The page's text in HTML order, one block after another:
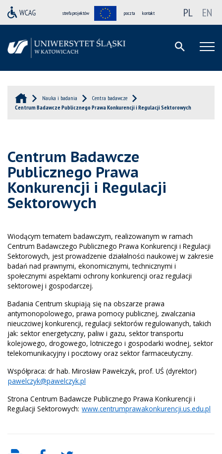
strefa projektów poczta kontakt PL EN
Nauka i badania
Centra badawcze
Centrum Badawcze Publicznego Prawa Konkurencji i Regulacji Sektorowych
Centrum Badawcze
Publicznego Prawa
Konkurencji i Regulacji
Sektorowych
Wiodącym tematem badawczym, realizowanym w ramach
Centrum Badawczego Publicznego Prawa Konkurencji i Regulacji
Sektorowych, jest prowadzenie działalności naukowej w zakresie
badań nad prawnymi, ekonomicznymi, technicznymi i
społecznymi aspektami ochrony konkurencji oraz regulacji
sektorowej i gospodarczej.
Badania Centrum skupiają się na obszarze prawa
antymonopolowego, prawa pomocy publicznej, zwalczania
nieuczciwej konkurencji, regulacji sektorów regulowanych, takich
jak: sektor energetyczny, paliw i gazu, sektor transportu
kolejowego, drogowego, lotniczego i gospodarki wodnej, sektor
telekomunikacyjny i pocztowy oraz sektor farmaceutyczny.
Współpraca: dr hab. Mirosław Pawełczyk, prof. UŚ (dyrektor)
pawelczyk@pawelczyk.pl
Strona Centrum Badawcze Publicznego Prawa Konkurencji i
Regulacji Sektorowych: www.centrumprawakonkurencji.us.edu.pl